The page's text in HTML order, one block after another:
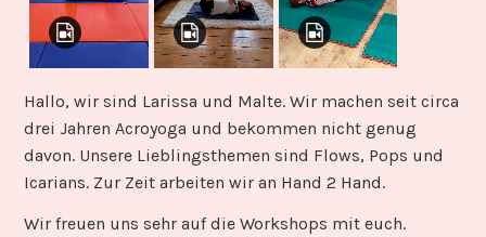
Hallo, wir sind Larissa und Malte. Wir machen seit circa
drei Jahren Acroyoga und bekommen nicht genug
davon. Unsere Lieblingsthemen sind Flows, Pops und
Icarians. Zur Zeit arbeiten wir an Hand 2 Hand.
Wir freuen uns sehr auf die Workshops mit euch.